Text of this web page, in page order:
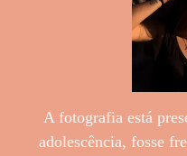
A fotografia está
adolescência, fosse